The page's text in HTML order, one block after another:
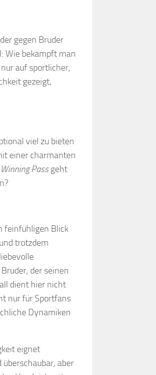
gegen Bruder
Wie bekämpft man
auf sportlicher,
gezeigt,
viel zu bieten
einer charmanten
Winning Passgeht
feinfühligen Blick
trotzdem
der seinen
dient hier nicht
nur für Sportfans
Dynamiken
eignet
aber